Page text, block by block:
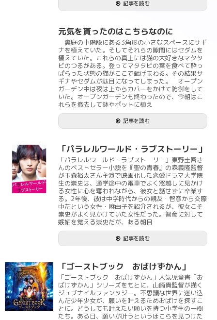
記事を読む
元気を貰ったのはこちらなのに
裏庭の中階段にある3角形の小さなスペースにサギ
ナを植えていた。そしてそれらの隙間にはセダムを
植えていた。これらの真上には猫の大好きなマタタ
ビのつるがある。登ってマタタビの葉を食べて酔っ
ぱらった状態の猫がここで転げまわる。その結果サ
ギナやセダムが駄目になってしまった。 オープン
ガーデン中は夜は上からカバーをかけて防御をして
いた。オープンガーデンも終わったので、今朝はこ
れらを撤去して鉢やポットに植え
記事を読む
「パラレルワールド・ラブストーリー」
「パラレルワールド・ラブストーリー」東野圭吾さ
んのベストセラー小説を『聖の青春』の森義隆監督
が玉森裕太さん主演で映画化した恋愛ドラマ大学院
生の崇史は、通学途中の電車でよく窓越しに見かけ
る女性に心を奪われながら、彼女と話せずに卒業す
る。2年後、彼は中学時代からの親友・智彦から交際
中だという女性・麻由子を紹介されるが、彼女こそ
崇史がよく見かけていた女性だった。智彦に対して
嫉妬を覚える崇史だが、ある朝目
記事を読む
「ゴーストブック おばけずかん」
「ゴーストブック おばけずかん」人気児童書「お
ばけずかん」シリーズをもとに、山崎貴監督が描く
ジュブナイルファンタジー。不思議な世界に迷い込
んだ少年少女が、願いを叶えるためおばけを探すこ
とに。どうしても叶えたい願いを持つ小学生の一樹
たち。ある日、願いが叶うというほこらを見つけた